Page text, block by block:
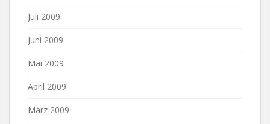
Juli 2009
Juni 2009
Mai 2009
April 2009
März 2009